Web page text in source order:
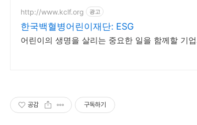
http://www.kclf.org 광고
한국백혈병어린이재단: ESG
어린이의 생명을 살리는 중요한 일을 함께할 기
공감 구독하기